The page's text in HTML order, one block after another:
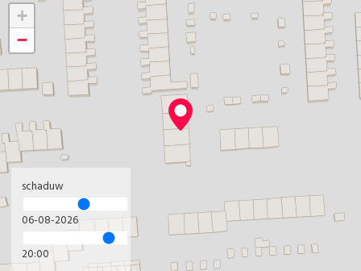
+
−
schaduw
06-08-2026
20:00